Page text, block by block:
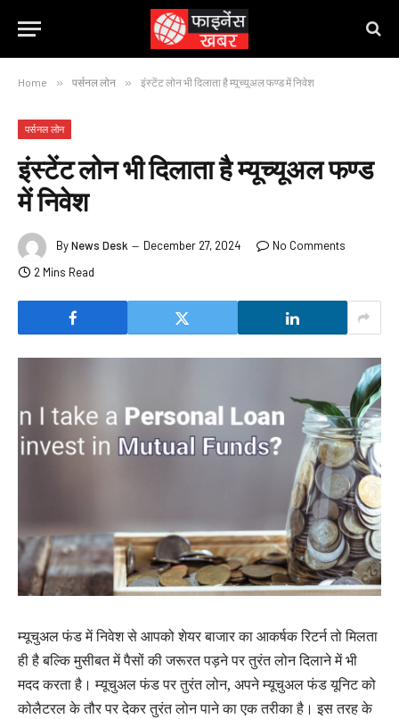
Home » पर्सनल लोन » इंस्टेंट लोन भी दिलाता है म्यूच्यूअल फण्ड में निवेश
पर्सनल लोन
इंस्टेंट लोन भी दिलाता है म्यूच्यूअल फण्ड
में निवेश
ByNews Desk December 27, 2024
No Comments
2 Mins Read
म्यूचुअल फंड में निवेश से आपको शेयर बाजार का आकर्षक रिटर्न तो मिलता
ही है बल्कि मुसीबत में पैसों की जरूरत पड़ने पर तुरंत लोन दिलाने में भी
मदद करता है। म्यूचुअल फंड पर तुरंत लोन, अपने म्यूचुअल फंड यूनिट को
कोलैटरल के तौर पर देकर तुरंत लोन पाने का एक तरीका है। इस तरह के